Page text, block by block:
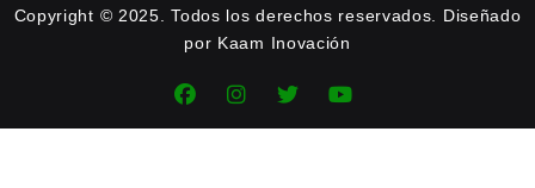
Copyright © 2025. Todos los derechos reservados. Diseñado
por Kaam Inovación